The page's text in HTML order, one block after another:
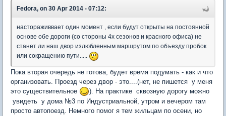
Fedora, on 30 Apr 2014 - 07:12:
настораживвает один момент , если будут открыты на постоянной
основе обе дороги (со стороны 4х сезонов и красного офиса) не
станет ли наш двор излюбленным маршрутом по объезду пробок
или сокращению пути.....
Пока вторая очередь не готова, будет время подумать - как и что
организовать. Проезд через двор - это....(нет, не пишется у меня
это существительное
). На практике сквозную дорогу можно
увидеть у дома №3 по Индустриальной, утром и вечером там
просто автопоезд. Немного помог я тем жильцам по осени, но